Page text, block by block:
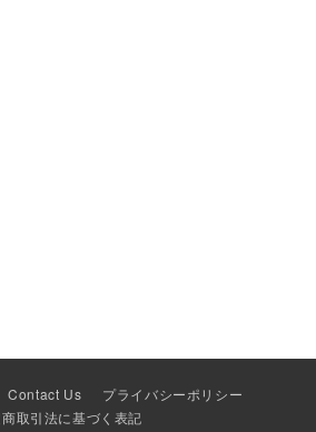
Contact Us
プライバシーポリシー
取引法に基づく表記